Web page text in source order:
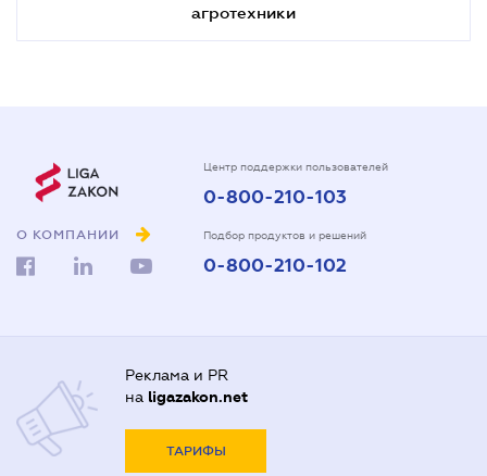
агротехники
О КОМПАНИИ
Центр поддержки пользователей
0-800-210-103
Подбор продуктов и решений
0-800-210-102
Реклама и PR
на ligazakon.net
ТАРИФЫ